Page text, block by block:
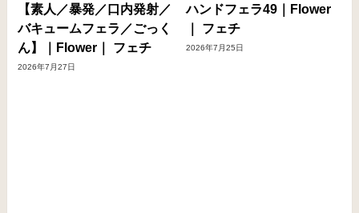
【素人／暴発／口内発射／
バキュームフェラ／ごっく
ん】｜Flower｜ フェチ
2026年7月27日
ハンドフェラ49｜Flower
｜ フェチ
2026年7月25日